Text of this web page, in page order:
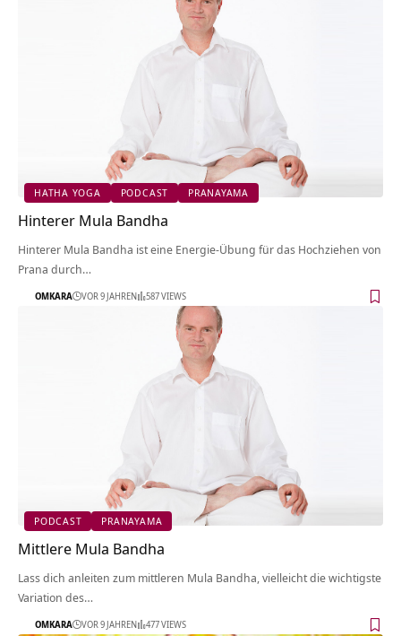
HATHA YOGA PODCAST PRANAYAMA
Hinterer Mula Bandha
Hinterer Mula Bandha ist eine Energie-Übung für das Hochziehen von
Prana durch…
OMKARA VOR 9 JAHREN 587 VIEWS
PODCAST PRANAYAMA
Mittlere Mula Bandha
Lass dich anleiten zum mittleren Mula Bandha, vielleicht die wichtigste
Variation des…
OMKARA VOR 9 JAHREN 477 VIEWS